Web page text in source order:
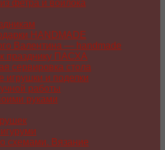
фетра и войлока
HANDMADE
Валентина — handmade
празднику ПАСХA
сервировка стола
игрушки и поделки
работы
руками
схемами. Вязание